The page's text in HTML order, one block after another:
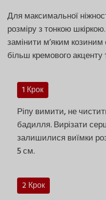
Для максимальної
розміру з тонкою
замінити м’яким
більш кремового
1 Крок
Ріпу вимити, не
бадилля. Вирізати
залишилися виїмки
5 см.
2 Крок